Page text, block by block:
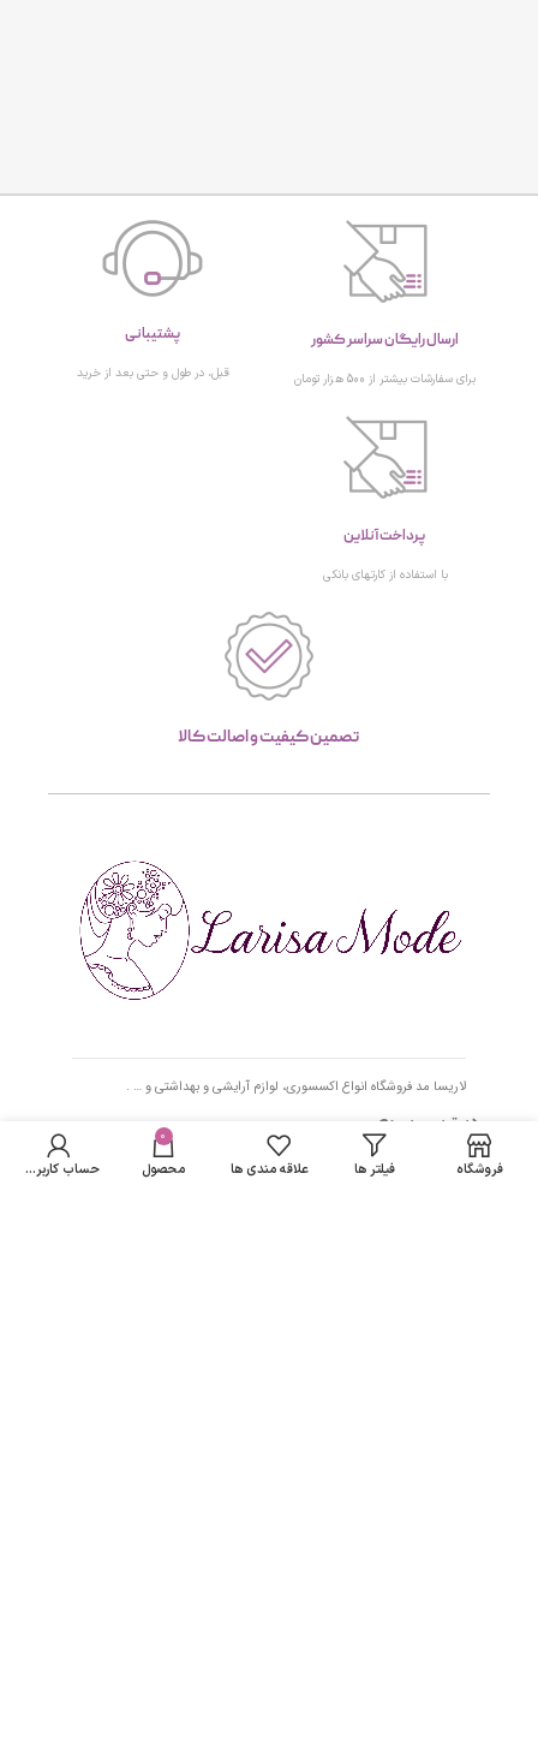
ارسال رایگان سراسر کشور
برای سفارشات بیشتر از 500 هزار تومان
پشتیبانی
قبل، در طول و حتی بعد از خرید
پرداخت آنلاین
با استفاده از کارتهای بانکی
تصمین کیفیت و اصالت کالا
لاریسا مد فروشگاه انواع اکسسوری، لوازم آرایشی و بهداشتی و … .
دسترسی سریع
- صفحه اصلیفروشگاه فیلتر ها علاقه مندی ها
0
محصول حساب کاربری من